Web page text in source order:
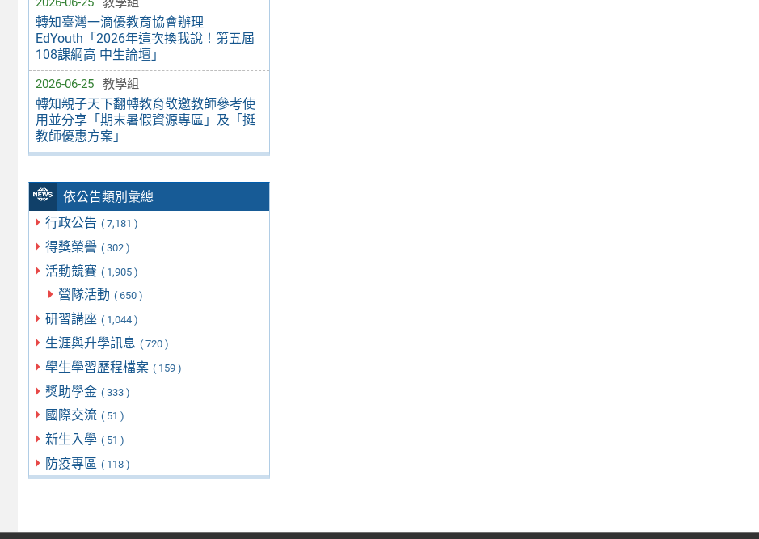
轉知臺灣一滴優教育協會辦理
EdYouth「2026年這次換我說！第五屆
108課綱高 中生論壇」
2026-06-25 教學組
轉知親子天下翻轉教育敬邀教師參考使
用並分享「期末暑假資源專區」及「挺
教師優惠方案」
依公告類別彙總
行政公告 ( 7,181 )
得獎榮譽 ( 302 )
活動競賽 ( 1,905 )
營隊活動 ( 650 )
研習講座 ( 1,044 )
生涯與升學訊息 ( 720 )
學生學習歷程檔案 ( 159 )
獎助學金 ( 333 )
國際交流 ( 51 )
新生入學 ( 51 )
防疫專區 ( 118 )